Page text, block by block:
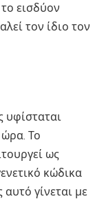
εισδύον
τον ίδιο τον
υφίσταται
ώρα. Το
ως
κώδικα
γίνεται με